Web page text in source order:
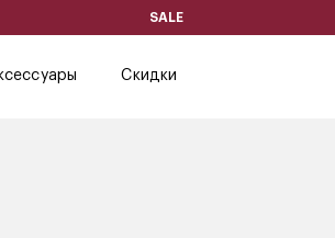
SALE
Скидки